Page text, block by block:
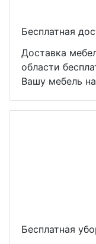
Бесплатная
Доставка
области
Вашу мебель
Бесплатная